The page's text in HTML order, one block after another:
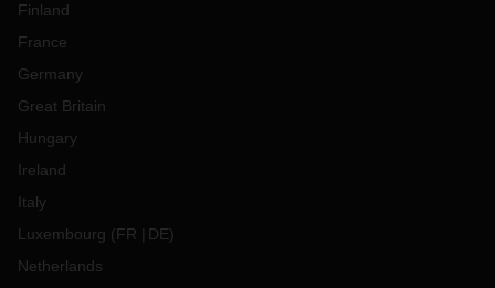
Finland
France
Germany
Great Britain
Hungary
Ireland
Italy
Luxembourg (FR DE)
Netherlands